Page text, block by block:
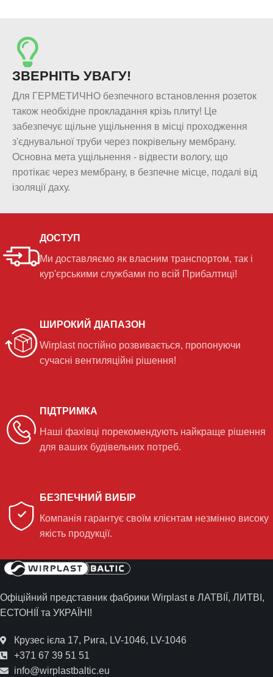
ЗВЕРНІТЬ УВАГУ!
Для ГЕРМЕТИЧНО безпечного встановлення розеток
також необхідне прокладання крізь плиту! Це
забезпечує щільне ущільнення в місці проходження
з'єднувальної труби через покрівельну мембрану.
Основна мета ущільнення - відвести вологу, що
протікає через мембрану, в безпечне місце, подалі від
ізоляції даху.
ДОСТУП
Ми доставляємо як власним транспортом, так і
кур'єрськими службами по всій Прибалтиці!
ШИРОКИЙ ДІАПАЗОН
Wirplast постійно розвивається, пропонуючи
сучасні вентиляційні рішення!
ПІДТРИМКА
Наші фахівці порекомендують найкраще рішення
для ваших будівельних потреб.
БЕЗПЕЧНИЙ ВИБІР
Компанія гарантує своїм клієнтам незмінно високу
якість продукції.
Офіційний представник фабрики Wirplast в ЛАТВІЇ, ЛИТВІ,
ЕСТОНІЇ та УКРАЇНІ!
Крузес ієла 17, Рига, LV-1046, LV-1046
+371 67 39 51 51
info@wirplastbaltic.eu